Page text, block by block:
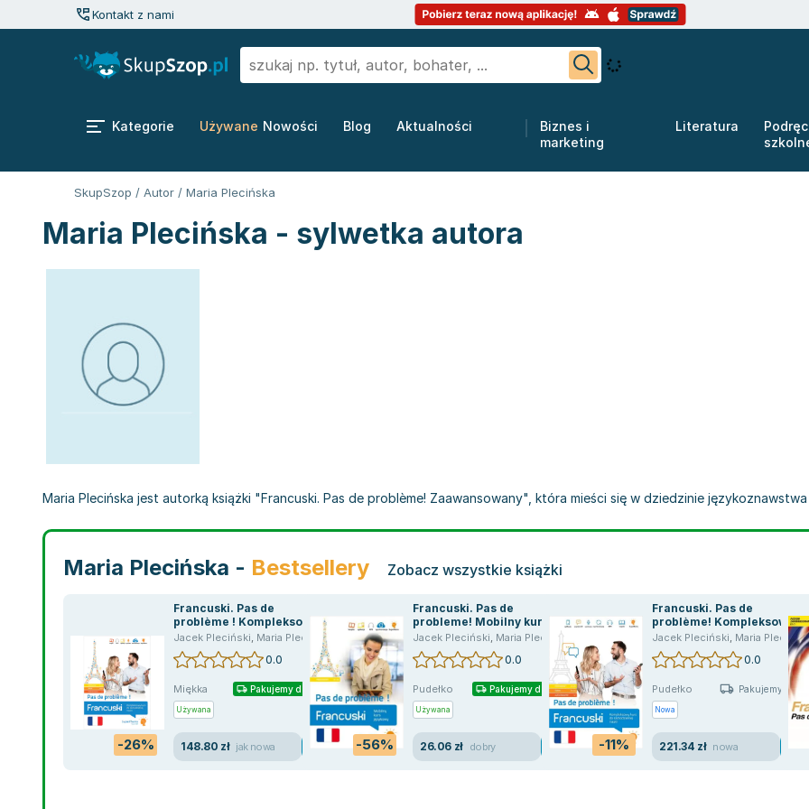
Kontakt z nami
Kategorie Używane Nowości Blog Aktualności
Biznes i
marketing
Literatura
SkupSzop / Autor / Maria Plecińska
Maria Plecińska - sylwetka autora
Maria Plecińska jest autorką książki "Francuski. Pas de problème! Zaawansowany", która mieści się w dziedzinie
Maria Plecińska - Bestsellery Zobacz wszystkie książki
-26%
Francuski. Pas de
problème ! Kompleksowy
kurs do samodzielnej
nauki (poziom A1-C1)
Jacek Pleciński, Maria Plecińska
0.0
Miękka Pakujemy dzisiaj
Używana
148.80 zł jak nowa -56%
Francuski. Pas de
probleme! Mobilny kurs
językowy. Poziom
podstawowy A1-A2
Jacek Pleciński, Maria Plecińska
0.0
Pudełko Pakujemy dzisiaj
Używana
26.06 zł dobry -11%
Francuski. Pas de
problème! Kompleksowy
kurs do samodzielnej
nauki (poziom A1-C1)
Jacek Pleciński, Maria Plecińska
0.0
Pudełko Pakujemy jutro
Nowa
221.34 zł nowa